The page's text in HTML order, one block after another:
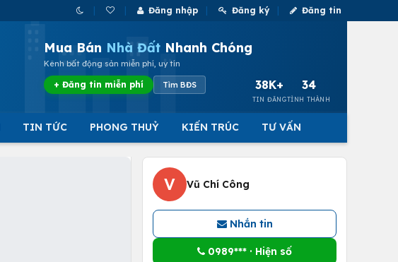
Đăng nhập Đăng ký Đăng tin
Mua Bán Nhà Đất Nhanh Chóng
Kênh bất động sản miễn phí, uy tín
+ Đăng tin miễn phí Tìm BĐS 38K+
TIN ĐĂNG
34
TỈNH THÀNH
TIN TỨC PHONG THUỶ KIẾN TRÚC TƯ VẤN
V Vũ Chí Công
Nhắn tin
0989*** · Hiện số